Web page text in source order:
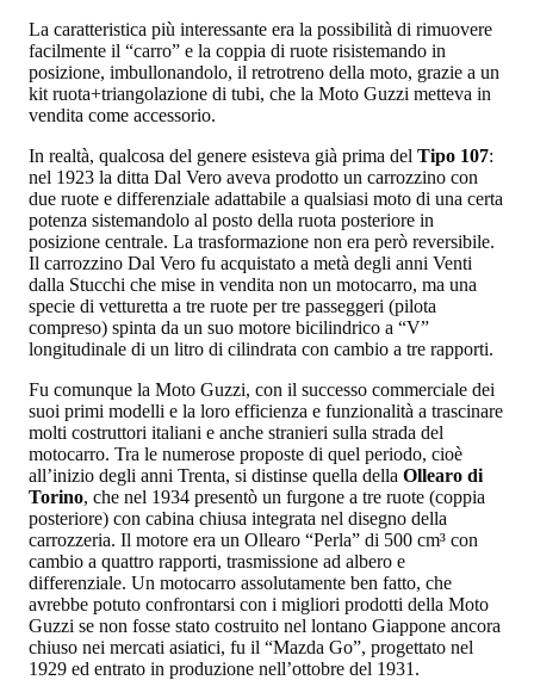
La caratteristica più interessante era la possibilità di rimuovere
facilmente il “carro” e la coppia di ruote risistemando in
posizione, imbullonandolo, il retrotreno della moto, grazie a un
kit ruota+triangolazione di tubi, che la Moto Guzzi metteva in
vendita come accessorio.
In realtà, qualcosa del genere esisteva già prima del Tipo 107:
nel 1923 la ditta Dal Vero aveva prodotto un carrozzino con
due ruote e differenziale adattabile a qualsiasi moto di una certa
potenza sistemandolo al posto della ruota posteriore in
posizione centrale. La trasformazione non era però reversibile.
Il carrozzino Dal Vero fu acquistato a metà degli anni Venti
dalla Stucchi che mise in vendita non un motocarro, ma una
specie di vetturetta a tre ruote per tre passeggeri (pilota
compreso) spinta da un suo motore bicilindrico a “V”
longitudinale di un litro di cilindrata con cambio a tre rapporti.
Fu comunque la Moto Guzzi, con il successo commerciale dei
suoi primi modelli e la loro efficienza e funzionalità a trascinare
molti costruttori italiani e anche stranieri sulla strada del
motocarro. Tra le numerose proposte di quel periodo, cioè
all’inizio degli anni Trenta, si distinse quella della Ollearo di
Torino, che nel 1934 presentò un furgone a tre ruote (coppia
posteriore) con cabina chiusa integrata nel disegno della
carrozzeria. Il motore era un Ollearo “Perla” di 500 cm³ con
cambio a quattro rapporti, trasmissione ad albero e
differenziale. Un motocarro assolutamente ben fatto, che
avrebbe potuto confrontarsi con i migliori prodotti della Moto
Guzzi se non fosse stato costruito nel lontano Giappone ancora
chiuso nei mercati asiatici, fu il “Mazda Go”, progettato nel
1929 ed entrato in produzione nell’ottobre del 1931.